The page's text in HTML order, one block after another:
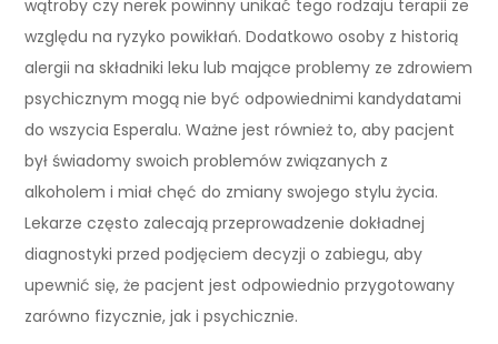
wątroby czy nerek powinny unikać tego rodzaju terapii ze
względu na ryzyko powikłań. Dodatkowo osoby z historią
alergii na składniki leku lub mające problemy ze zdrowiem
psychicznym mogą nie być odpowiednimi kandydatami
do wszycia Esperalu. Ważne jest również to, aby pacjent
był świadomy swoich problemów związanych z
alkoholem i miał chęć do zmiany swojego stylu życia.
Lekarze często zalecają przeprowadzenie dokładnej
diagnostyki przed podjęciem decyzji o zabiegu, aby
upewnić się, że pacjent jest odpowiednio przygotowany
zarówno fizycznie, jak i psychicznie.